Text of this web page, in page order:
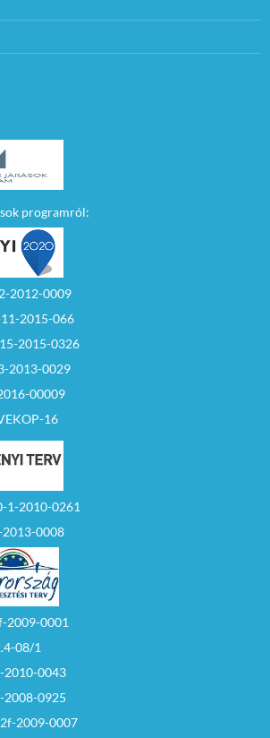
programról:
2012-0009
2015-066
2015-0326
2013-0029
00009
16
1-2010-0261
2013-0008
2009-0001
08/1
2010-0043
2008-0925
2009-0007